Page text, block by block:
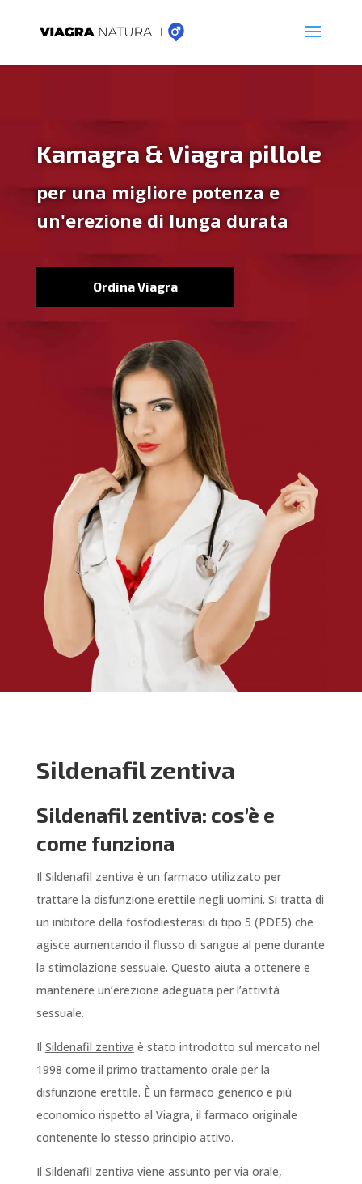
Kamagra & Viagra pillole
per una migliore potenza e
un'erezione di lunga durata
Ordina Viagra
Sildenafil zentiva
Sildenafil zentiva: cos’è e
come funziona
Il Sildenafil zentiva è un farmaco utilizzato per
trattare la disfunzione erettile negli uomini. Si tratta di
un inibitore della fosfodiesterasi di tipo 5 (PDE5) che
agisce aumentando il flusso di sangue al pene durante
la stimolazione sessuale. Questo aiuta a ottenere e
mantenere un’erezione adeguata per l’attività
sessuale.
Il Sildenafil zentiva è stato introdotto sul mercato nel
1998 come il primo trattamento orale per la
disfunzione erettile. È un farmaco generico e più
economico rispetto al Viagra, il farmaco originale
contenente lo stesso principio attivo.
Il Sildenafil zentiva viene assunto per via orale,